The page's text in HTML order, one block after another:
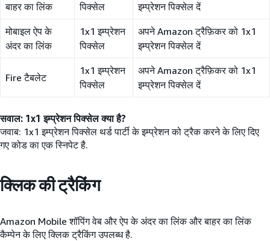
बाहर का लिंक
पिक्सेल
इम्प्रेशन पिक्सेल दें
मोबाइल ऐप के
अंदर का लिंक
1x1 इम्प्रेशन
पिक्सेल
अपने Amazon ट्रैफ़िकर को 1x1
इम्प्रेशन पिक्सेल दें
Fire टैबलेट
1x1 इम्प्रेशन
पिक्सेल
अपने Amazon ट्रैफ़िकर को 1x1
इम्प्रेशन पिक्सेल दें
सवाल: 1x1 इम्प्रेशन पिक्सेल क्या है?
जवाब: 1x1 इम्प्रेशन पिक्सेल थर्ड पार्टी के इम्प्रेशन को ट्रैक करने के लिए दिए
गए कोड का एक स्निपेट है.
क्लिक की ट्रैकिंग
Amazon Mobile शॉपिंग वेब और ऐप के अंदर का लिंक और बाहर का लिंक
कैम्पेन के लिए क्लिक ट्रैकिंग उपलब्ध है.